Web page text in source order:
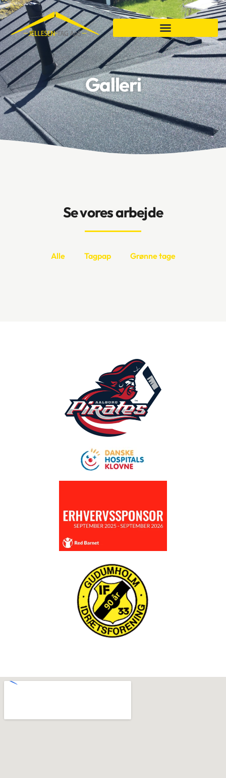
Galleri
Se vores arbejde
Alle Tagpap Grønne tage